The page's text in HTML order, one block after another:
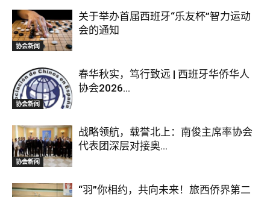
协会新闻
关于举办首届西班牙“乐友杯”智力运动
会的通知
协会新闻
春华秋实，笃行致远 | 西班牙华侨华人
协会2026...
协会新闻
战略领航，载誉北上：南俊主席率协会
代表团深层对接奥...
“羽”你相约，共向未来！旅西侨界第二